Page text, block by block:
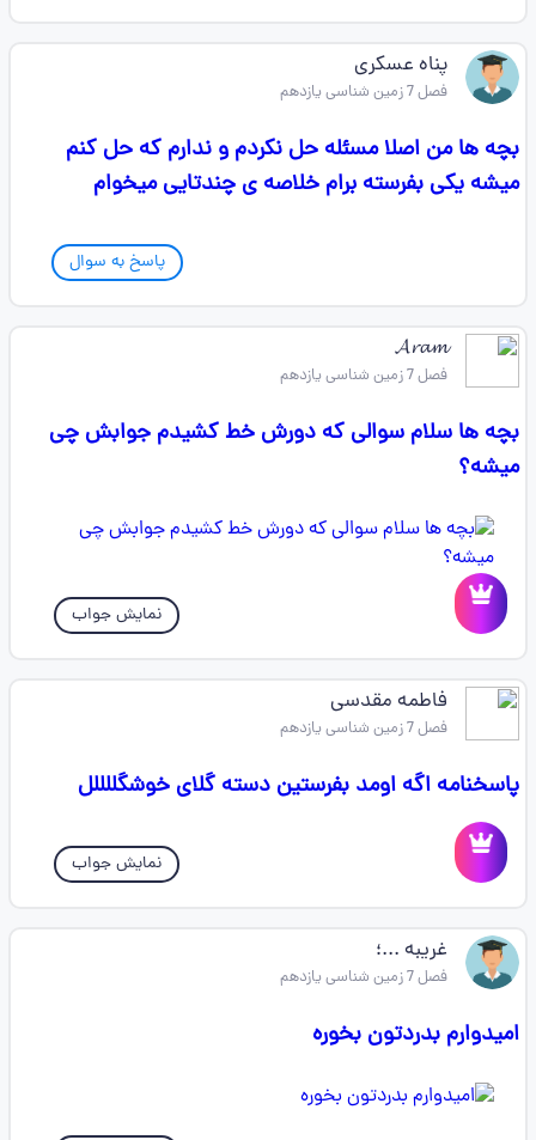
پناه عسکری
فصل 7 زمین شناسی یازدهم
بچه ها من اصلا مسئله حل نکردم و ندارم که حل کنم
میشه یکی بفرسته برام‌ خلاصه ی چندتایی میخوام
پاسخ به سوال
𝓐𝓻𝓪𝓶
فصل 7 زمین شناسی یازدهم
بچه ها سلام سوالی که دورش خط کشیدم جوابش چی
میشه؟
نمایش جواب
فاطمه مقدسی
فصل 7 زمین شناسی یازدهم
پاسخنامه اگه اومد بفرستین دسته گلای خوشگللللل
نمایش جواب
غریبه ...؛
فصل 7 زمین شناسی یازدهم
امیدوارم بدردتون بخوره